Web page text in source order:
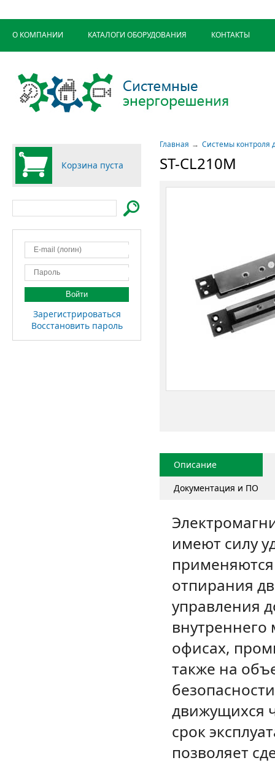
О КОМПАНИИ КАТАЛОГИ ОБОРУДОВАНИЯ КОНТАКТЫ
Главная Системы контроля
ST-CL210M
Описание
Документация и ПО
имеют силу
отпирания
управления
офисах,
также на
движущихся
срок
позволяет
Корзина пуста
Войти
Зарегистрироваться
Восстановить пароль